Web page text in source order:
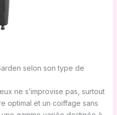
selon son type de
ne s’improvise pas, surtout
optimal et un coiffage sans